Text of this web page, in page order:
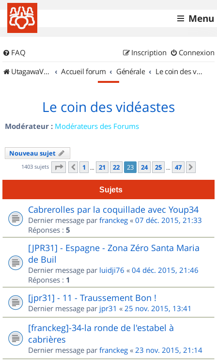
Menu
FAQ Connexion
Inscription
UtagawaVTT (Randos VTT et VTTAE avec traces GPS)
Accueil forum Générale Le coin des vidéastes
Le coin des vidéastes
Modérateur : Modérateurs des Forums
Nouveau sujet
1403 sujets Page 23 sur47
Précédent
1 … 21 22 23 24 25 … 47
Sujets
Cabrerolles par la coquillade avec Youp34
Dernier message par franckeg « 07 déc. 2015, 21:33
Réponses : 5
[JPR31] - Espagne - Zona Zéro Santa Maria
de Buil
Dernier message par luidji76 « 04 déc. 2015, 21:46
Réponses : 1
[jpr31] - 11 - Traussement Bon !
Dernier message par jpr31 « 25 nov. 2015, 13:41
[franckeg]-34-la ronde de l'estabel à
cabrières
Dernier message par franckeg « 23 nov. 2015, 21:14